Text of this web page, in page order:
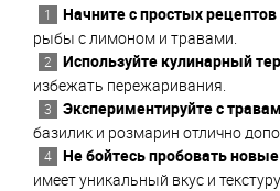
Начните с простых рецептов
рыбы с лимоном и травами.
Используйте кулинарный
избежать пережаривания.
Экспериментируйте с
базилик и розмарин отлично
Не бойтесь пробовать
имеет уникальный вкус и